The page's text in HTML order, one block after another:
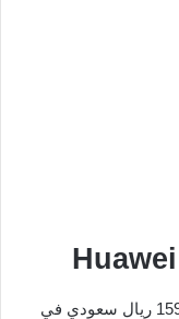
سعر الهاتف غير محدد في مصر، لكنه يبلغ 1599 ريال سعودي في